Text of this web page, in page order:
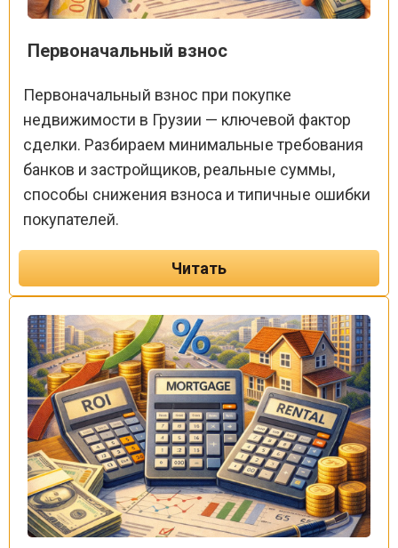
Первоначальный взнос
Первоначальный взнос при покупке
недвижимости в Грузии — ключевой фактор
сделки. Разбираем минимальные требования
банков и застройщиков, реальные суммы,
способы снижения взноса и типичные ошибки
покупателей.
Читать